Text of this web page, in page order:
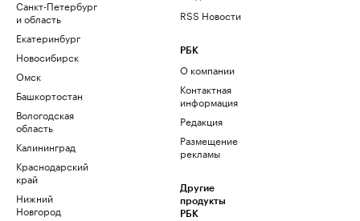
Санкт-Петербург
и область
Екатеринбург
Новосибирск
Омск
Башкортостан
Вологодская
область
Калининград
Краснодарский
край
Нижний
Новгород
RSS Новости
РБК
О компании
Контактная
информация
Редакция
Размещение
рекламы
Другие
продукты
РБК